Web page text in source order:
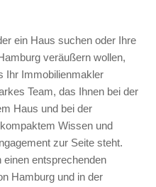
ein Haus suchen oder Ihre
veräußern wollen,
Ihr Immobilienmakler
Team, das Ihnen bei der
Haus und bei der
Wissen und
zur Seite steht.
einen entsprechenden
Hamburg und in der